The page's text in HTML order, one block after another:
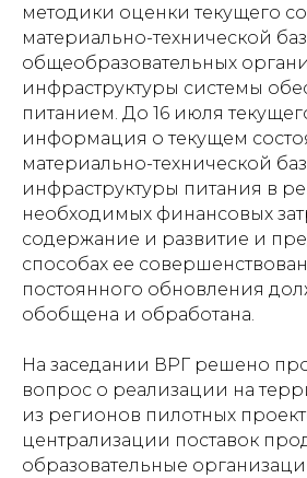
методики оценки текущего
материально-технической
общеобразовательных
инфраструктуры системы
питанием. До 16 июля
информация о текущем
материально-технической
инфраструктуры питания в
необходимых финансовых
содержание и развитие и
способах ее
постоянного обновления
обобщена и обработана.
На заседании ВРГ решено
вопрос о реализации на
из регионов пилотных
централизации поставок
образовательные